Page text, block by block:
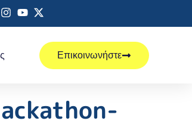
Επικοινωνήστε